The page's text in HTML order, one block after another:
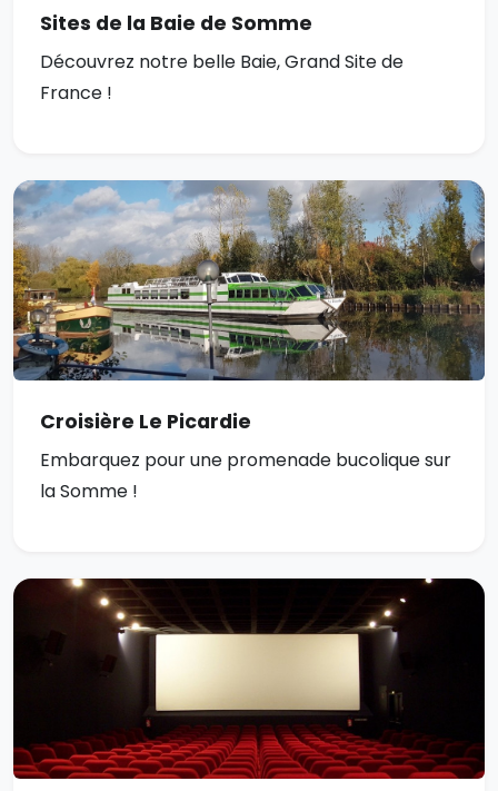
Sites de la Baie de Somme
Découvrez notre belle Baie, Grand Site de
France !
Croisière Le Picardie
Embarquez pour une promenade bucolique sur
la Somme !